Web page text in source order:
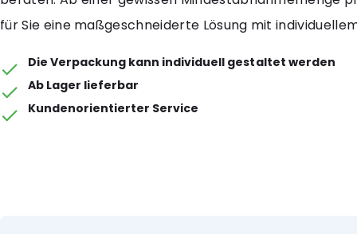
für Sie eine maßgeschneiderte Lösung mit
Die Verpackung kann individuell gestaltet werden
Ab Lager lieferbar
Kundenorientierter Service